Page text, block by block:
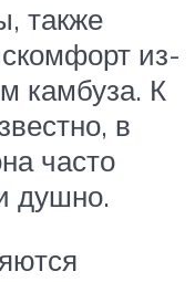
также
из-
камбуза. К
в
часто
душно.